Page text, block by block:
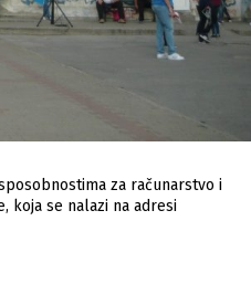
za računarstvo i
koja se nalazi na adresi